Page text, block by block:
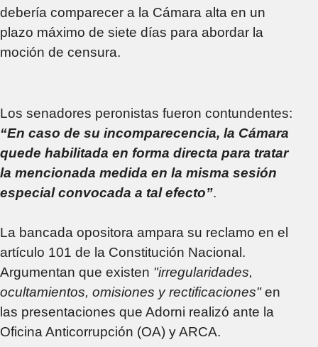
debería comparecer a la Cámara alta en un
plazo máximo de siete días para abordar la
moción de censura.
Los senadores peronistas fueron contundentes:
“En caso de su incomparecencia, la Cámara
quede habilitada en forma directa para tratar
la mencionada medida en la misma sesión
especial convocada a tal efecto”.
La bancada opositora ampara su reclamo en el
artículo 101 de la Constitución Nacional.
Argumentan que existen "irregularidades,
ocultamientos, omisiones y rectificaciones"en
las presentaciones que Adorni realizó ante la
Oficina Anticorrupción (OA) y ARCA.